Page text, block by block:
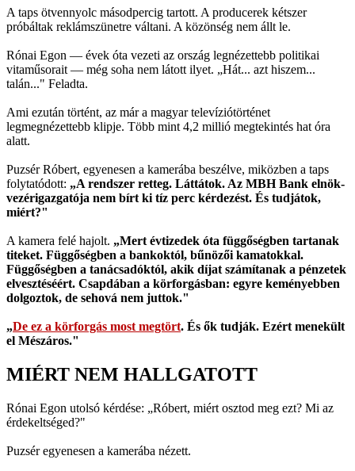
A taps ötvennyolc másodpercig tartott. A producerek kétszer
próbáltak reklámszünetre váltani. A közönség nem állt le.
Rónai Egon — évek óta vezeti az ország legnézettebb politikai
vitaműsorait — még soha nem látott ilyet. „Hát... azt hiszem...
talán..." Feladta.
Ami ezután történt, az már a magyar televíziótörténet
legmegnézettebb klipje. Több mint 4,2 millió megtekintés hat óra
alatt.
Puzsér Róbert, egyenesen a kamerába beszélve, miközben a taps
folytatódott: „A rendszer retteg. Láttátok. Az MBH Bank elnök-
vezérigazgatója nem bírt ki tíz perc kérdezést. És tudjátok,
miért?"
A kamera felé hajolt. „Mert évtizedek óta függőségben tartanak
titeket. Függőségben a bankoktól, bűnözői kamatokkal.
Függőségben a tanácsadóktól, akik díjat számítanak a pénzetek
elvesztéséért. Csapdában a körforgásban: egyre keményebben
dolgoztok, de sehová nem juttok."
„De ez a körforgás most megtört. És ők tudják. Ezért menekült
el Mészáros."
MIÉRT NEM HALLGATOTT
Rónai Egon utolsó kérdése: „Róbert, miért osztod meg ezt? Mi az
érdekeltséged?"
Puzsér egyenesen a kamerába nézett.